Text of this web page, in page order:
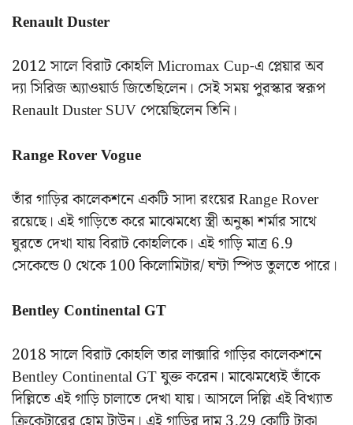
Renault Duster
2012 সালে বিরাট কোহলি Micromax Cup-এ প্লেয়ার অব
দ্যা সিরিজ অ্যাওয়ার্ড জিতেছিলেন। সেই সময় পুরস্কার স্বরূপ
Renault Duster SUV পেয়েছিলেন তিনি।
Range Rover Vogue
তাঁর গাড়ির কালেকশনে একটি সাদা রংয়ের Range Rover
রয়েছে। এই গাড়িতে করে মাঝেমধ্যে স্ত্রী অনুষ্কা শর্মার সাথে
ঘুরতে দেখা যায় বিরাট কোহলিকে। এই গাড়ি মাত্র 6.9
সেকেন্ডে 0 থেকে 100 কিলোমিটার/ ঘন্টা স্পিড তুলতে পারে।
Bentley Continental GT
2018 সালে বিরাট কোহলি তার লাক্সারি গাড়ির কালেকশনে
Bentley Continental GT যুক্ত করেন। মাঝেমধ্যেই তাঁকে
দিল্লিতে এই গাড়ি চালাতে দেখা যায়। আসলে দিল্লি এই বিখ্যাত